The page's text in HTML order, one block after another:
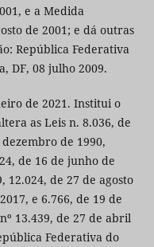
e a Medida
de 2001; e dá outras
República Federativa
DF, 08 julho 2009.
de 2021. Institui o
as Leis n. 8.036, de
de 1990,
de 16 de junho de
12.024, de 27 de agosto
e 6.766, de 19 de
13.439, de 27 de abril
Federativa do